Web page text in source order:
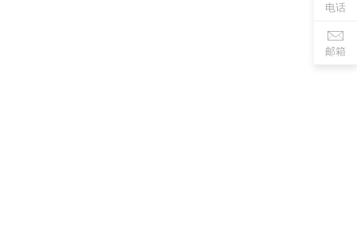
电话
邮箱